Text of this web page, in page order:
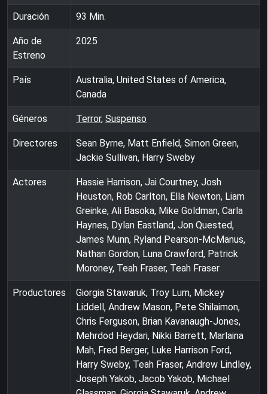
Duración 93 Min.
Año de
Estreno
2025
País
Australia, United States of America,
Canada
Géneros Terror, Suspenso
Directores
Sean Byrne, Matt Enfield, Simon Green,
Jackie Sullivan, Harry Sweby
Actores
Hassie Harrison, Jai Courtney, Josh
Heuston, Rob Carlton, Ella Newton, Liam
Greinke, Ali Basoka, Mike Goldman, Carla
Haynes, Dylan Eastland, Jon Quested,
James Munn, Ryland Pearson-McManus,
Nathan Gordon, Luna Crawford, Patrick
Moroney, Teah Fraser, Teah Fraser
Productores
Giorgia Stawaruk, Troy Lum, Mickey
Liddell, Andrew Mason, Pete Shilaimon,
Chris Ferguson, Brian Kavanaugh-Jones,
Mehrdod Heydari, Nikki Barrett, Marlaina
Mah, Fred Berger, Luke Harrison Ford,
Harry Sweby, Teah Fraser, Andrew Lindley,
Joseph Yakob, Jacob Yakob, Michael